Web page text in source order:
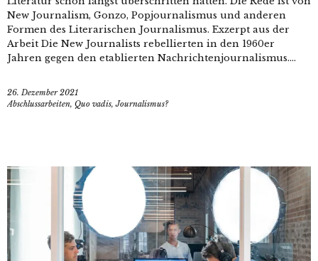
New Journalism, Gonzo, Popjournalismus und anderen
Formen des Literarischen Journalismus. Exzerpt aus der
Arbeit Die New Journalists rebellierten in den 1960er
Jahren gegen den etablierten Nachrichtenjournalismus....
26. Dezember 2021
Abschlussarbeiten, Quo vadis, Journalismus?